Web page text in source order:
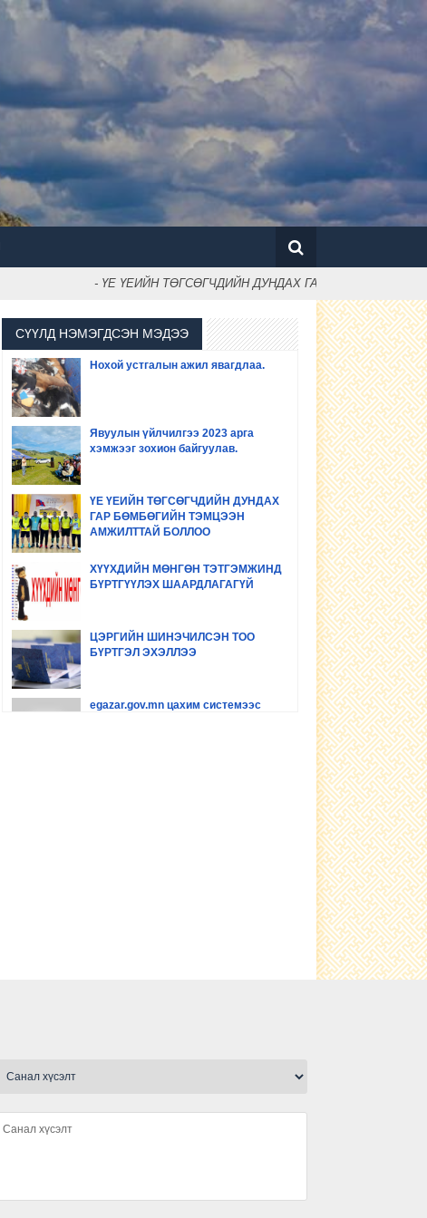
- ҮЕ ҮЕИЙН ТӨГСӨГЧДИЙН ДУНДАХ ГАР БӨМБӨГИЙН
СҮҮЛД НЭМЭГДСЭН МЭДЭЭ
Нохой устгалын ажил явагдлаа.
Явуулын үйлчилгээ 2023 арга
хэмжээг зохион байгуулав.
ҮЕ ҮЕИЙН ТӨГСӨГЧДИЙН ДУНДАХ
ГАР БӨМБӨГИЙН ТЭМЦЭЭН
АМЖИЛТТАЙ БОЛЛОО
ХҮҮХДИЙН МӨНГӨН ТЭТГЭМЖИНД
БҮРТГҮҮЛЭХ ШААРДЛАГАГҮЙ
ЦЭРГИЙН ШИНЭЧИЛСЭН ТОО
БҮРТГЭЛ ЭХЭЛЛЭЭ
egazar.gov.mn цахим системээс
Алтан намар -2022 үзэсгэлэн
нөхөрсөг тэмцээнийг амжилттай